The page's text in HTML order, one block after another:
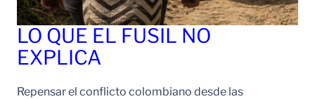
LO QUE EL FUSIL NO
EXPLICA
Repensar el conflicto colombiano desde las